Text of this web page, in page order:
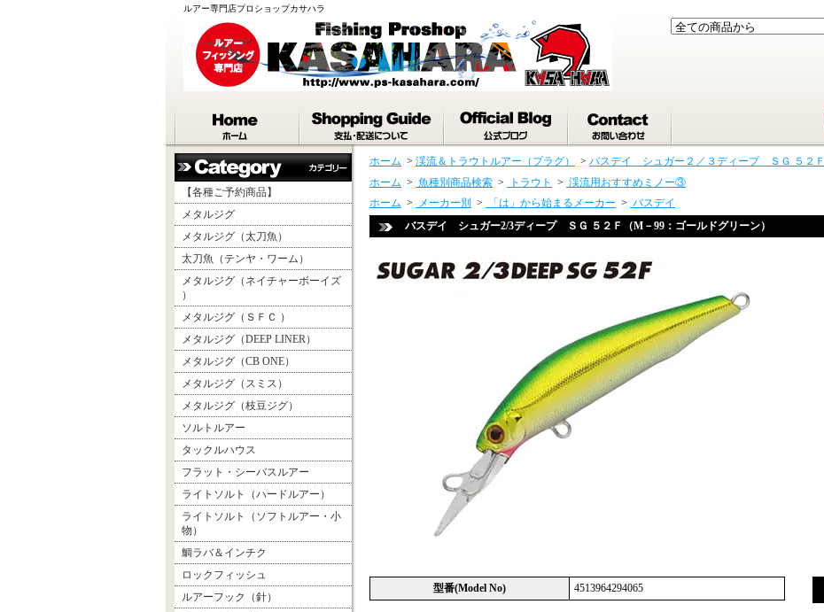
ルアー専門店プロショップカサハラ
【各種ご予約商品】
メタルジグ
メタルジグ（太刀魚）
太刀魚（テンヤ・ワーム）
メタルジグ（ネイチャーボーイズ
）
メタルジグ（ＳＦＣ ）
メタルジグ（DEEP LINER）
メタルジグ（CB ONE）
メタルジグ（スミス）
メタルジグ（枝豆ジグ）
ソルトルアー
タックルハウス
フラット・シーバスルアー
ライトソルト（ハードルアー）
ライトソルト（ソフトルアー・小
物）
鯛ラバ＆インチク
ロックフィッシュ
ルアーフック（針）
ホーム > 渓流＆トラウトルアー（プラグ） > バスデイ シュガー２／３ディープ ＳＧ ５２Ｆ
ホーム > 魚種別商品検索 > トラウト > 渓流用おすすめミノー③
ホーム > メーカー別 > 「は」から始まるメーカー > バスデイ
バスデイ シュガー2/3ディープ ＳＧ ５２Ｆ（M－99：ゴールドグリーン）
型番(Model No) 4513964294065